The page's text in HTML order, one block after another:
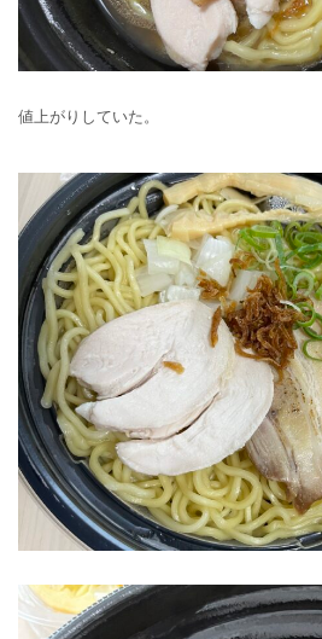
値上がりしていた。